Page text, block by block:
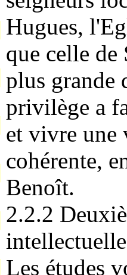
Hugues,
que celle de
plus grande
privilège a
et vivre une
cohérente,
Benoît.
2.2.2
intellectuelle
Les études